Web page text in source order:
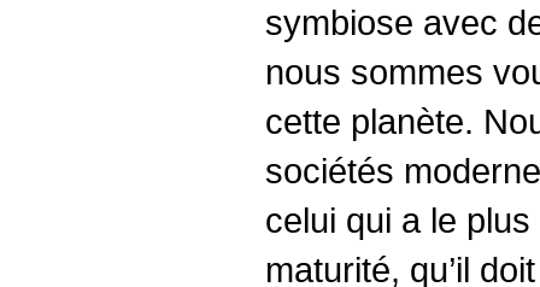
symbiose avec
nous sommes
cette planète.
sociétés
celui qui a le
maturité, qu’il